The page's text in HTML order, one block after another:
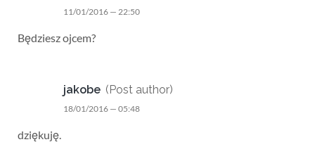
11/01/2016 — 22:50
Będziesz ojcem?
jakobe (Post author)
18/01/2016 — 05:48
dziękuję.